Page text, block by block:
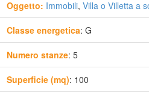
Oggetto: Immobili, Villa o Villetta a
Classe energetica: G
Numero stanze: 5
Superficie (mq): 100